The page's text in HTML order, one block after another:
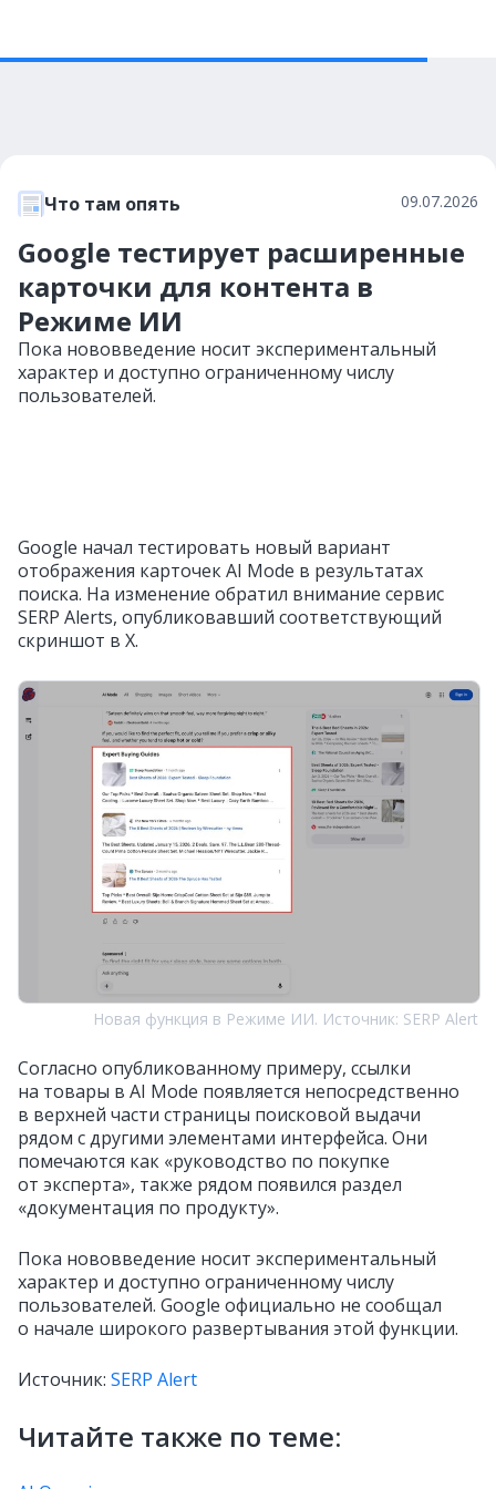
Что там опять 09.07.2026
Google тестирует расширенные
карточки для контента в
Режиме ИИ
Пока нововведение носит экспериментальный
характер и доступно ограниченному числу
пользователей.
Google начал тестировать новый вариант
отображения карточек AI Mode в результатах
поиска. На изменение обратил внимание сервис
SERP Alerts, опубликовавший соответствующий
скриншот в X.
Новая функция в Режиме ИИ. Источник: SERP Alert
Согласно опубликованному примеру, ссылки
на товары в AI Mode появляется непосредственно
в верхней части страницы поисковой выдачи
рядом с другими элементами интерфейса. Они
помечаются как «руководство по покупке
от эксперта», также рядом появился раздел
«документация по продукту».
Пока нововведение носит экспериментальный
характер и доступно ограниченному числу
пользователей. Google официально не сообщал
о начале широкого развертывания этой функции.
Источник: SERP Alert
Читайте также по теме: